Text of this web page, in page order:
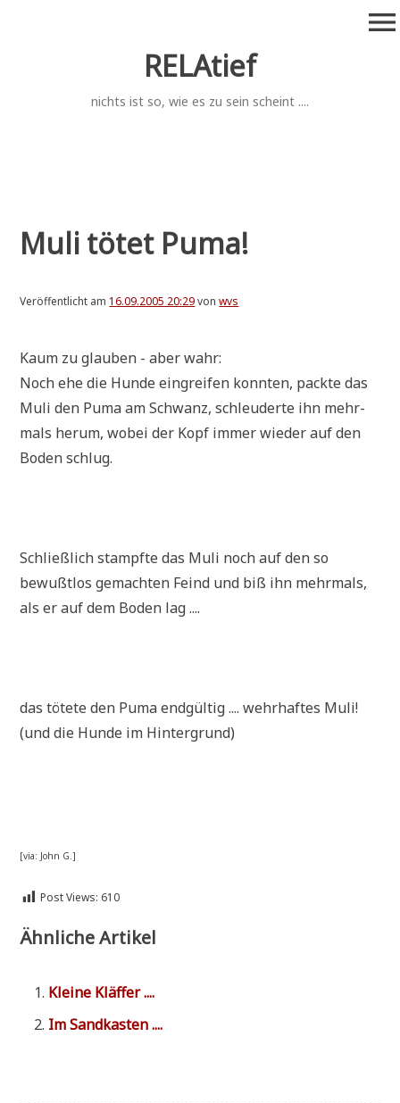
RELAtief
nichts ist so, wie es zu sein scheint ....
menu
Muli tötet Puma!
Veröffentlicht am 16.09.2005 20:29vonwvs
Kaum zu glau­ben - aber wahr:
Noch ehe die Hun­de ein­grei­fen konn­ten, pack­te das
Muli den Puma am Schwanz, schleu­der­te ihn mehr­
mals her­um, wobei der Kopf immer wie­der auf den
Boden schlug.
Schließ­lich stampf­te das Muli noch auf den so
bewußt­los gemach­ten Feind und biß ihn mehr­mals,
als er auf dem Boden lag ....
das töte­te den Puma end­gül­tig .... wehr­haf­tes Muli!
(und die Hun­de im Hintergrund)
[via: John G.]
Post Views: 610
Ähnliche Artikel
Klei­ne Kläffer ....
Im Sand­ka­sten ....